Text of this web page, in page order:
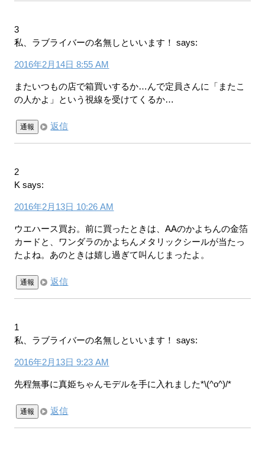
3
私、ラブライバーの名無しといいます！
says:
2016年2月14日 8:55 AM
またいつもの店で箱買いするか…んで定員さんに「またこ
の人かよ」という視線を受けてくるか…
通報 返信
2
K says:
2016年2月13日 10:26 AM
ウエハース買お。前に買ったときは、AAのかよちんの金箔
カードと、ワンダラのかよちんメタリックシールが当たっ
たよね。あのときは嬉し過ぎて叫んじまったよ。
通報 返信
1
私、ラブライバーの名無しといいます！
says:
2016年2月13日 9:23 AM
先程無事に真姫ちゃんモデルを手に入れました*\(^o^)/*
通報 返信